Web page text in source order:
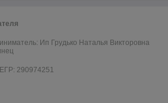
Ип Грудько Наталья Викторовна
290974251